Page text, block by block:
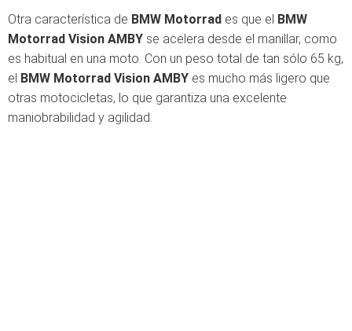
Otra característica de BMW Motorrad es que el BMW
Motorrad Vision AMBY se acelera desde el manillar, como
es habitual en una moto. Con un peso total de tan sólo 65 kg,
el BMW Motorrad Vision AMBY es mucho más ligero que
otras motocicletas, lo que garantiza una excelente
maniobrabilidad y agilidad.